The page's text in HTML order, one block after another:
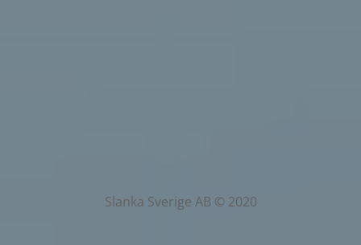
Slanka Sverige AB © 2020